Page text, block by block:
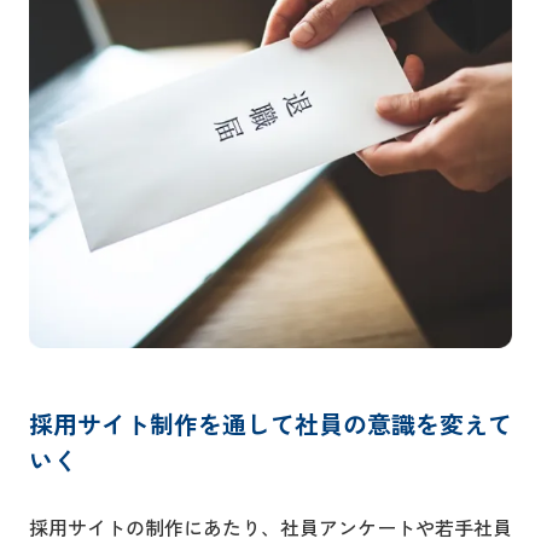
採用サイト制作を通して社員の意識を変えて
いく
採用サイトの制作にあたり、社員アンケートや若手社員